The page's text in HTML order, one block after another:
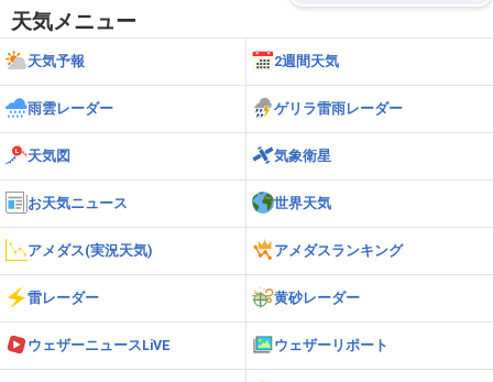
天気メニュー
天気予報 2週間天気
雨雲レーダー ゲリラ雷雨レーダー
天気図 気象衛星
お天気ニュース 世界天気
アメダス(実況天気) アメダスランキング
雷レーダー 黄砂レーダー
ウェザーニュースLiVE ウェザーリポート